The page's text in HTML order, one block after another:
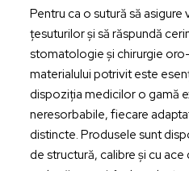
Pentru ca o sutură să asigure
țesuturilor și să răspundă
stomatologie și chirurgie
materialului potrivit este
dispoziția medicilor o gamă
neresorbabile, fiecare
distincte. Produsele sunt
de structură, calibre și cu